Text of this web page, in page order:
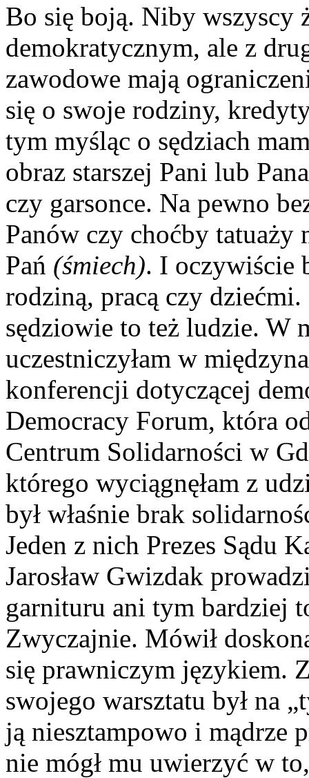
Bo się boją. Niby wszyscy
demokratycznym, ale z
zawodowe mają
się o swoje rodziny,
tym myśląc o sędziach
obraz starszej Pani lub
czy garsonce. Na pewno
Panów czy choćby tatuaży
Pań (śmiech). I oczywiście
rodziną, pracą czy
sędziowie to też ludzie. W
uczestniczyłam w
konferencji dotyczącej
Democracy Forum, która
Centrum Solidarności w
którego wyciągnęłam z
był właśnie brak
Jeden z nich Prezes Sądu
Jarosław Gwizdak
garnituru ani tym bardziej
Zwyczajnie. Mówił
się prawniczym językiem.
swojego warsztatu był na
ją niesztampowo i mądrze
nie mógł mu uwierzyć w